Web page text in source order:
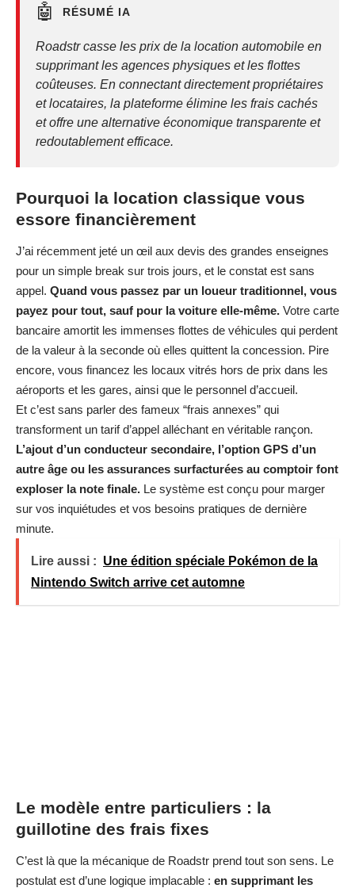
🤖 RÉSUMÉ IA
Roadstr casse les prix de la location automobile en
supprimant les agences physiques et les flottes
coûteuses. En connectant directement propriétaires
et locataires, la plateforme élimine les frais cachés
et offre une alternative économique transparente et
redoutablement efficace.
Pourquoi la location classique vous
essore financièrement
J’ai récemment jeté un œil aux devis des grandes enseignes
pour un simple break sur trois jours, et le constat est sans
appel. Quand vous passez par un loueur traditionnel, vous
payez pour tout, sauf pour la voiture elle-même. Votre carte
bancaire amortit les immenses flottes de véhicules qui perdent
de la valeur à la seconde où elles quittent la concession. Pire
encore, vous financez les locaux vitrés hors de prix dans les
aéroports et les gares, ainsi que le personnel d’accueil.
Et c’est sans parler des fameux “frais annexes” qui
transforment un tarif d’appel alléchant en véritable rançon.
L’ajout d’un conducteur secondaire, l’option GPS d’un
autre âge ou les assurances surfacturées au comptoir font
exploser la note finale. Le système est conçu pour marger
sur vos inquiétudes et vos besoins pratiques de dernière
minute.
Lire aussi : Une édition spéciale Pokémon de la
Nintendo Switch arrive cet automne
Le modèle entre particuliers : la
guillotine des frais fixes
C’est là que la mécanique de Roadstr prend tout son sens. Le
postulat est d’une logique implacable : en supprimant les